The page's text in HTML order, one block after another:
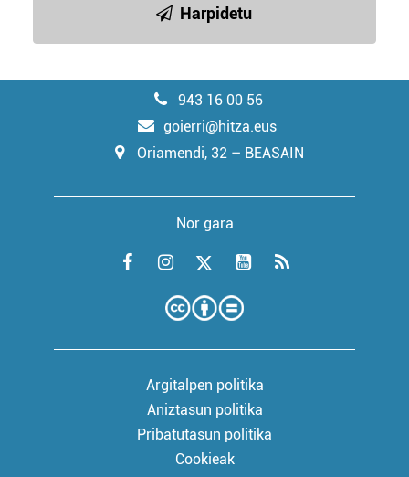
Harpidetu
943 16 00 56
goierri@hitza.eus
Oriamendi, 32 – BEASAIN
Nor gara
Argitalpen politika
Aniztasun politika
Pribatutasun politika
Cookieak